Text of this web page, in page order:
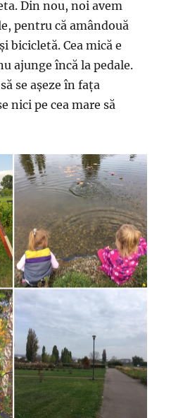
Din nou, noi avem
pentru că amândouă
bicicletă. Cea mică e
ajunge încă la pedale.
se așeze în fața
nici pe cea mare să